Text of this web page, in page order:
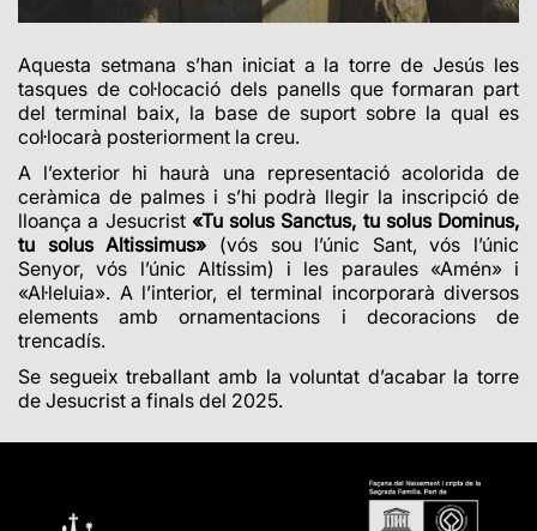
Aquesta setmana s’han iniciat a la torre de Jesús les
tasques de col·locació dels panells que formaran part
del terminal baix, la base de suport sobre la qual es
col·locarà posteriorment la creu.
A l’exterior hi haurà una representació acolorida de
ceràmica de palmes i s’hi podrà llegir la inscripció de
lloança a Jesucrist «Tu solus Sanctus, tu solus Dominus,
tu solus Altissimus» (vós sou l’únic Sant, vós l’únic
Senyor, vós l’únic Altíssim) i les paraules «Amén» i
«Al·leluia». A l’interior, el terminal incorporarà diversos
elements amb ornamentacions i decoracions de
trencadís.
Se segueix treballant amb la voluntat d’acabar la torre
de Jesucrist a finals del 2025.